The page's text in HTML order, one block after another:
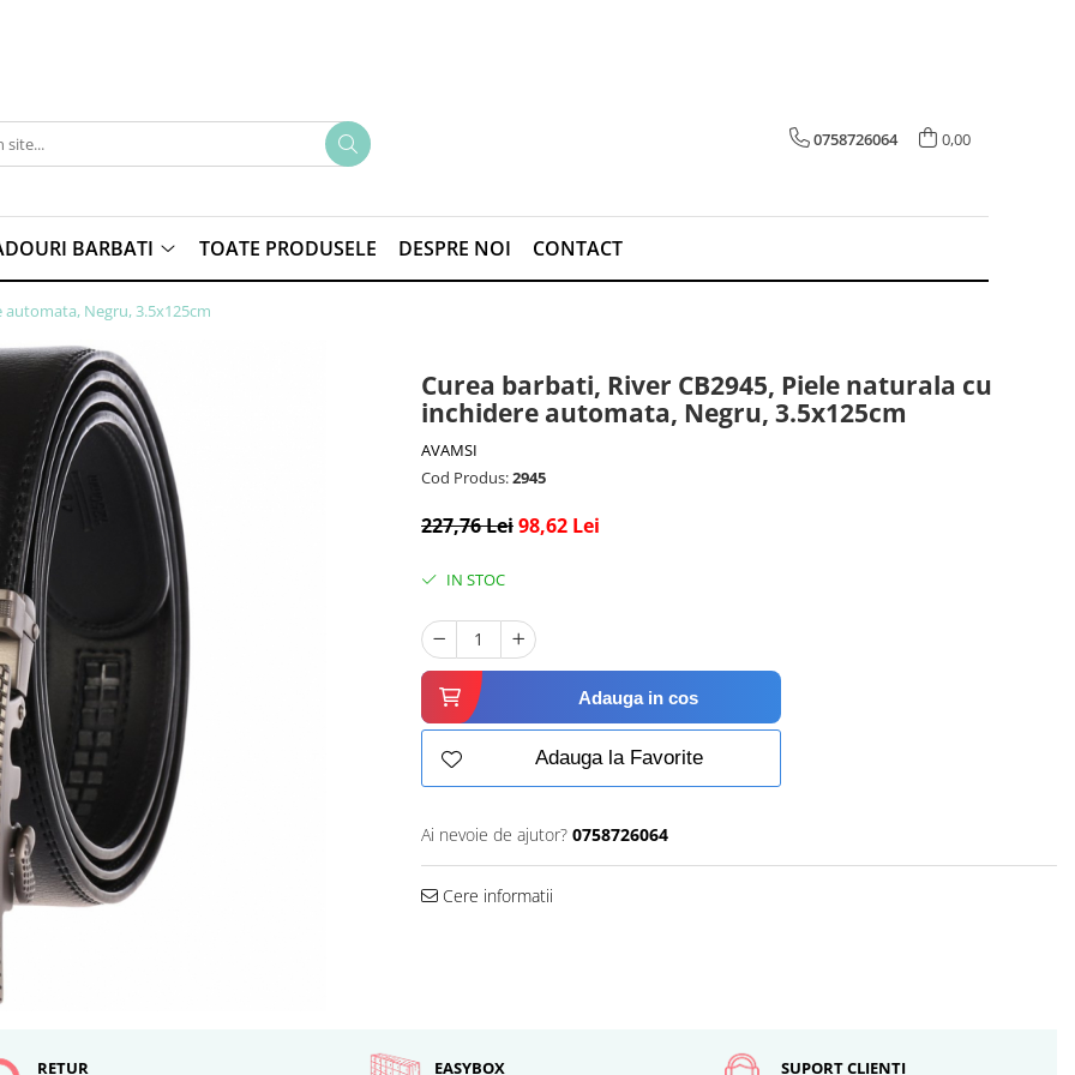
0758726064 0,00
BARBATI TOATE PRODUSELE DESPRE NOI CONTACT
automata, Negru, 3.5x125cm
Curea barbati, River CB2945, Piele naturala cu
inchidere automata, Negru, 3.5x125cm
AVAMSI
Cod Produs:2945
227,76 Lei98,62 Lei
IN STOC
Adauga in cos
Adauga la Favorite
Ai nevoie de ajutor? 0758726064
Cere informatii
RETUR EASYBOX SUPORT CLIENTI